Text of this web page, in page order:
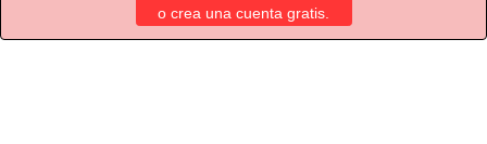
o crea una cuenta gratis.